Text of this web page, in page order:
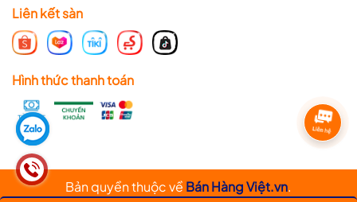
Liên kết sàn
Hình thức thanh toán
Bản quyền thuộc về Bán Hàng Việt.vn.